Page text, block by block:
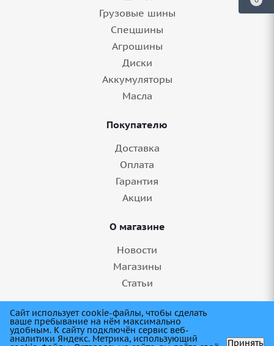
Грузовые шины
Спецшины
Агрошины
Диски
Аккумуляторы
Масла
Покупателю
Доставка
Оплата
Гарантия
Акции
О магазине
Новости
Магазины
Статьи
8 (845) 275-99-11
Сайт использует cookie-файлы, чтобы сделать
ваше пребывание на нём максимально
удобным. К cайту подключён сервис веб-
аналитики Яндекс. Метрика, использующий Принять